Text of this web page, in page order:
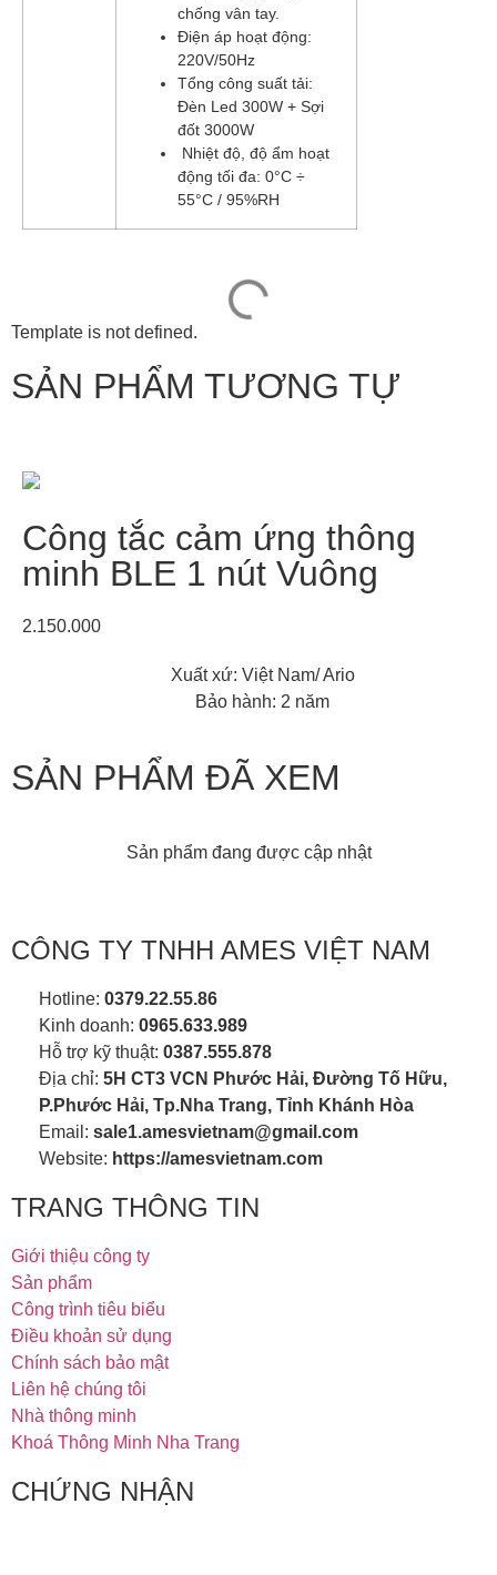
chống vân tay.
Điện áp hoạt động:
220V/50Hz
Tổng công suất tải:
Đèn Led 300W + Sợi
đốt 3000W
Nhiệt độ, độ ẩm hoạt
động tối đa: 0°C ÷
55°C / 95%RH
Template is not defined.
SẢN PHẨM TƯƠNG TỰ
Công tắc cảm ứng thông
minh BLE 1 nút Vuông
2.150.000
Xuất xứ: Việt Nam/ Ario
Bảo hành: 2 năm
SẢN PHẨM ĐÃ XEM
Sản phẩm đang được cập nhật
CÔNG TY TNHH AMES VIỆT NAM
Hotline: 0379.22.55.86
Kinh doanh: 0965.633.989
Hỗ trợ kỹ thuật: 0387.555.878
Địa chỉ: 5H CT3 VCN Phước Hải, Đường Tố Hữu,
P.Phước Hải, Tp.Nha Trang, Tỉnh Khánh Hòa
Email: sale1.amesvietnam@gmail.com
Website: https://amesvietnam.com
TRANG THÔNG TIN
Giới thiệu công ty
Sản phẩm
Công trình tiêu biểu
Điều khoản sử dụng
Chính sách bảo mật
Liên hệ chúng tôi
Nhà thông minh
Khoá Thông Minh Nha Trang
CHỨNG NHẬN